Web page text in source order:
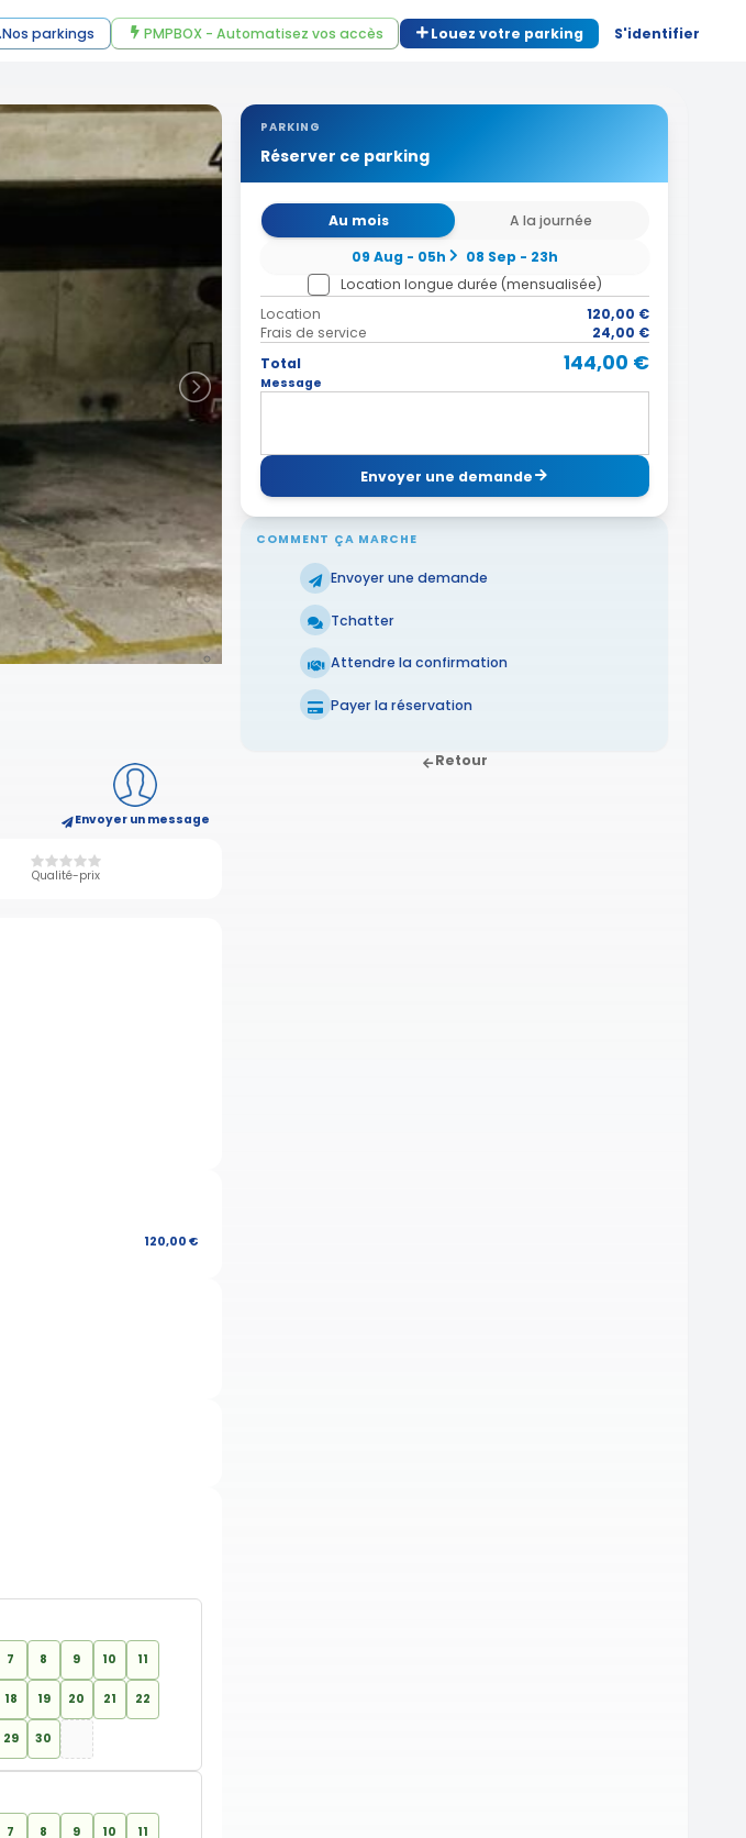
Nos parkings PMPBOX - Automatisez vos accès Louez votre parking S'identifier
Envoyer un message
Qualité-prix
PARKING
Réserver ce parking
Au mois
A la journée
09 Aug - 05h
08 Sep - 23h
Location longue durée (mensualisée)
Location
120,00 €
Frais de service
24,00 €
Total
144,00 €
Message
Envoyer une demande
COMMENT ÇA MARCHE
Envoyer une demande
Tchatter
Attendre la confirmation
Payer la réservation
Retour
120,00 €
7 8 9 10 11
18 19 20 21 22
29 30
7 8 9 10 11